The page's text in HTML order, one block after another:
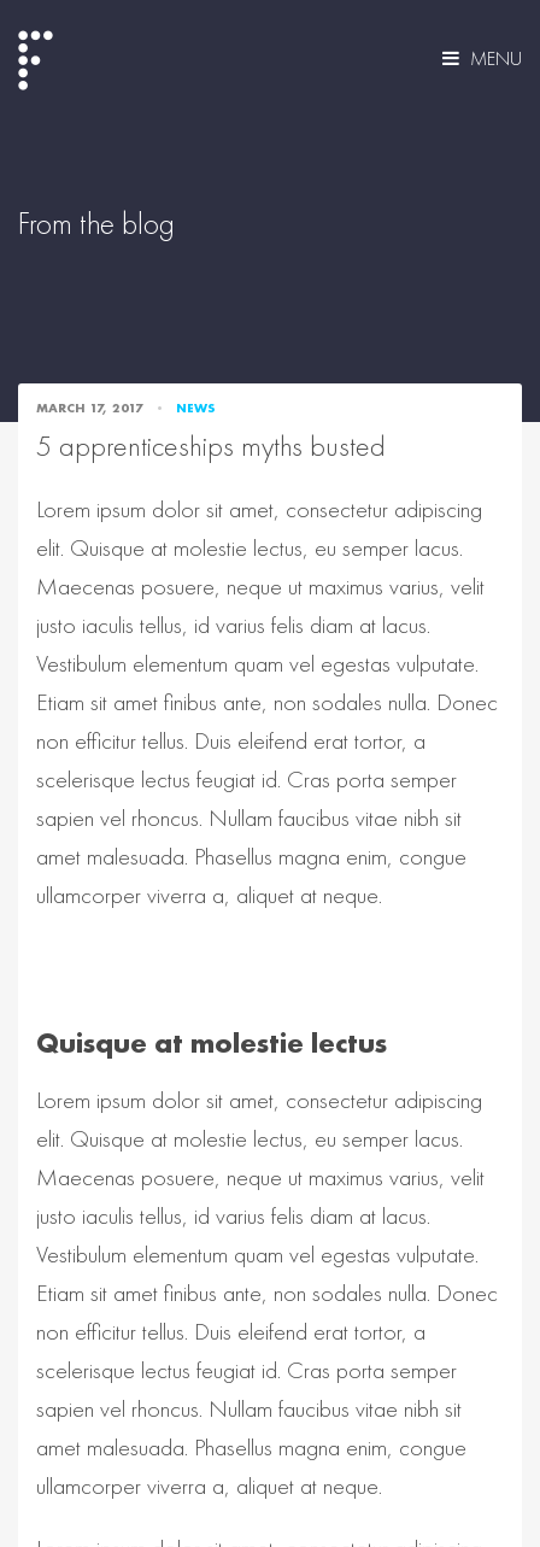
MENU
From the blog
MARCH 17, 2017 NEWS
5 apprenticeships myths busted
Lorem ipsum dolor sit amet, consectetur adipiscing
elit. Quisque at molestie lectus, eu semper lacus.
Maecenas posuere, neque ut maximus varius, velit
justo iaculis tellus, id varius felis diam at lacus.
Vestibulum elementum quam vel egestas vulputate.
Etiam sit amet finibus ante, non sodales nulla. Donec
non efficitur tellus. Duis eleifend erat tortor, a
scelerisque lectus feugiat id. Cras porta semper
sapien vel rhoncus. Nullam faucibus vitae nibh sit
amet malesuada. Phasellus magna enim, congue
ullamcorper viverra a, aliquet at neque.
Quisque at molestie lectus
Lorem ipsum dolor sit amet, consectetur adipiscing
elit. Quisque at molestie lectus, eu semper lacus.
Maecenas posuere, neque ut maximus varius, velit
justo iaculis tellus, id varius felis diam at lacus.
Vestibulum elementum quam vel egestas vulputate.
Etiam sit amet finibus ante, non sodales nulla. Donec
non efficitur tellus. Duis eleifend erat tortor, a
scelerisque lectus feugiat id. Cras porta semper
sapien vel rhoncus. Nullam faucibus vitae nibh sit
amet malesuada. Phasellus magna enim, congue
ullamcorper viverra a, aliquet at neque.